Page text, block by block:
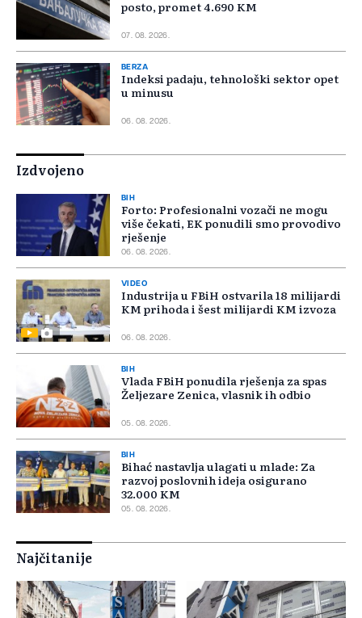
posto, promet 4.690 KM
07. 08. 2026.
BERZA
Indeksi padaju, tehnološki sektor opet
u minusu
06. 08. 2026.
Izdvojeno
BIH
Forto: Profesionalni vozači ne mogu
više čekati, EK ponudili smo provodivo
rješenje
06. 08. 2026.
VIDEO
Industrija u FBiH ostvarila 18 milijardi
KM prihoda i šest milijardi KM izvoza
06. 08. 2026.
BIH
Vlada FBiH ponudila rješenja za spas
Željezare Zenica, vlasnik ih odbio
05. 08. 2026.
BIH
Bihać nastavlja ulagati u mlade: Za
razvoj poslovnih ideja osigurano
32.000 KM
05. 08. 2026.
Najčitanije